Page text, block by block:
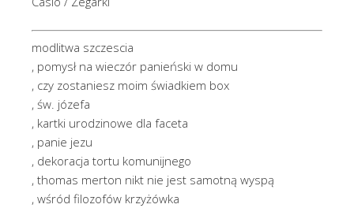
modlitwa szczescia
, pomysł na wieczór panieński w domu
, czy zostaniesz moim świadkiem box
, św. józefa
, kartki urodzinowe dla faceta
, panie jezu
, dekoracja tortu komunijnego
, thomas merton nikt nie jest samotną wyspą
, wśród filozofów krzyżówka